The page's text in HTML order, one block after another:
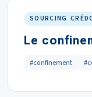
SOURCING
Le
#confinement